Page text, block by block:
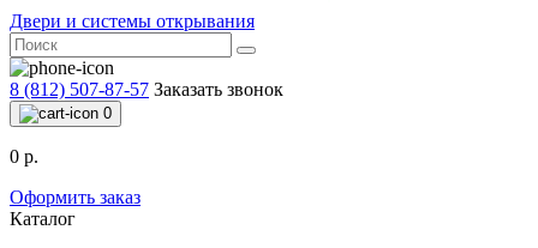
Двери и системы открывания
8 (812) 507-87-57 Заказать звонок
0
0 р.
Оформить заказ
Каталог